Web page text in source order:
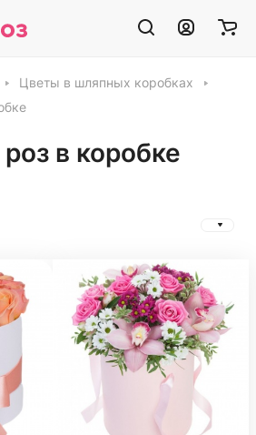
Цветы в шляпных коробках
в коробке